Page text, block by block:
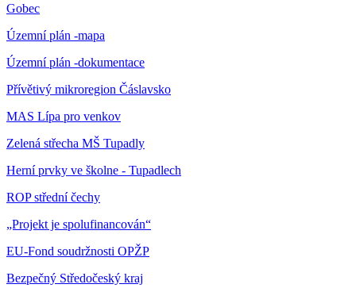
Gobec
Územní plán -mapa
Územní plán -dokumentace
Přívětivý mikroregion Čáslavsko
MAS Lípa pro venkov
Zelená střecha MŠ Tupadly
Herní prvky ve školne - Tupadlech
ROP střední čechy
„Projekt je spolufinancován“
EU-Fond soudržnosti OPŽP
Bezpečný Středočeský kraj